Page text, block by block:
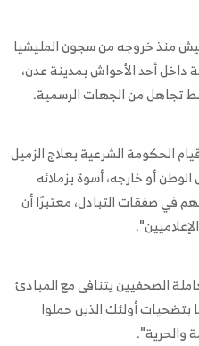
منذ خروجه من سجون المليشيا
أحد الأحواش بمدينة عدن،
تجاهل من الجهات الرسمية.
الحكومة الشرعية بعلاج الزميل
الوطن أو خارجه، أسوة بزملائه
في صفقات التبادل، معتبرًا أن
الصحفيين يتنافى مع المبادئ
بتضحيات أولئك الذين حملوا
والحرية".